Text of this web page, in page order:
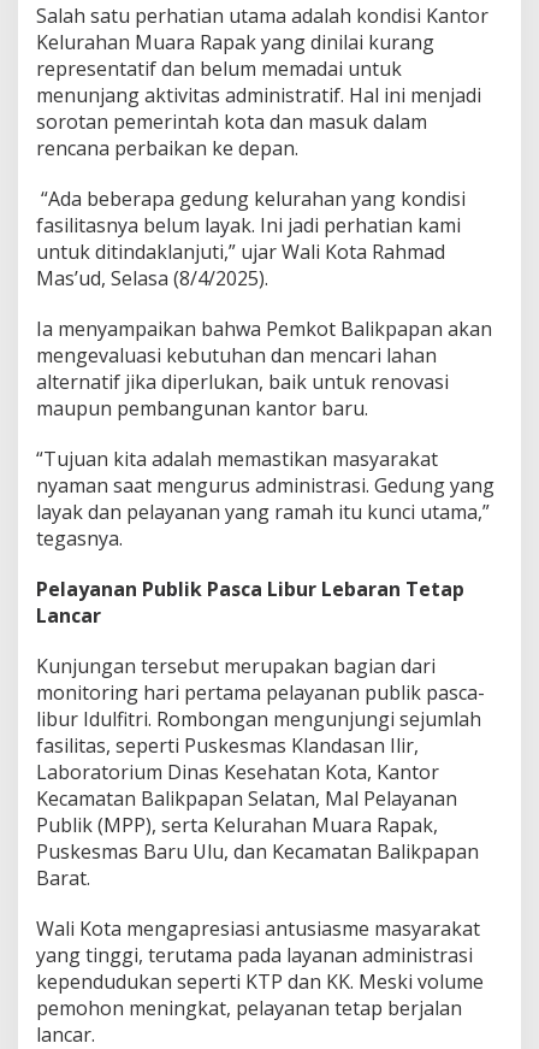
Salah satu perhatian utama adalah kondisi Kantor
Kelurahan Muara Rapak yang dinilai kurang
representatif dan belum memadai untuk
menunjang aktivitas administratif. Hal ini menjadi
sorotan pemerintah kota dan masuk dalam
rencana perbaikan ke depan.
“Ada beberapa gedung kelurahan yang kondisi
fasilitasnya belum layak. Ini jadi perhatian kami
untuk ditindaklanjuti,” ujar Wali Kota Rahmad
Mas’ud, Selasa (8/4/2025).
Ia menyampaikan bahwa Pemkot Balikpapan akan
mengevaluasi kebutuhan dan mencari lahan
alternatif jika diperlukan, baik untuk renovasi
maupun pembangunan kantor baru.
“Tujuan kita adalah memastikan masyarakat
nyaman saat mengurus administrasi. Gedung yang
layak dan pelayanan yang ramah itu kunci utama,”
tegasnya.
Pelayanan Publik Pasca Libur Lebaran Tetap
Lancar
Kunjungan tersebut merupakan bagian dari
monitoring hari pertama pelayanan publik pasca-
libur Idulfitri. Rombongan mengunjungi sejumlah
fasilitas, seperti Puskesmas Klandasan Ilir,
Laboratorium Dinas Kesehatan Kota, Kantor
Kecamatan Balikpapan Selatan, Mal Pelayanan
Publik (MPP), serta Kelurahan Muara Rapak,
Puskesmas Baru Ulu, dan Kecamatan Balikpapan
Barat.
Wali Kota mengapresiasi antusiasme masyarakat
yang tinggi, terutama pada layanan administrasi
kependudukan seperti KTP dan KK. Meski volume
pemohon meningkat, pelayanan tetap berjalan
lancar.